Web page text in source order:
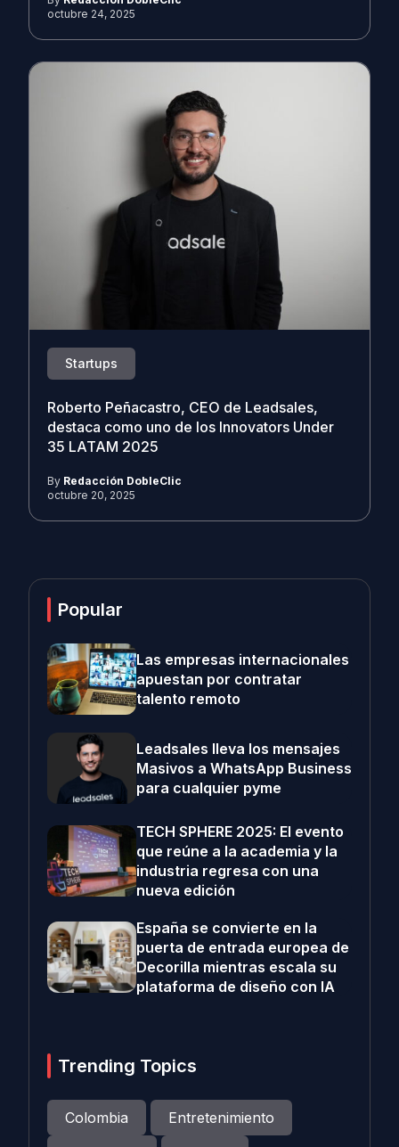
octubre 24, 2025
Startups
Roberto Peñacastro, CEO de Leadsales,
destaca como uno de los Innovators Under
35 LATAM 2025
By Redacción DobleClic
octubre 20, 2025
Popular
Las empresas internacionales
apuestan por contratar
talento remoto
Leadsales lleva los mensajes
Masivos a WhatsApp Business
para cualquier pyme
TECH SPHERE 2025: El evento
que reúne a la academia y la
industria regresa con una
nueva edición
España se convierte en la
puerta de entrada europea de
Decorilla mientras escala su
plataforma de diseño con IA
Trending Topics
Colombia
Entretenimiento